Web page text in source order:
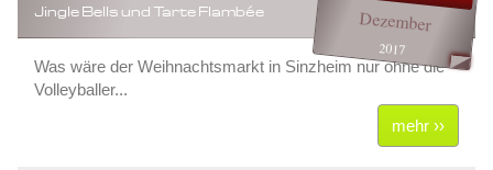
Dezember
2017
Jingle Bells und Tarte Flambée
Was wäre der Weihnachtsmarkt in Sinzheim nur ohne die
Volleyballer...
mehr ››